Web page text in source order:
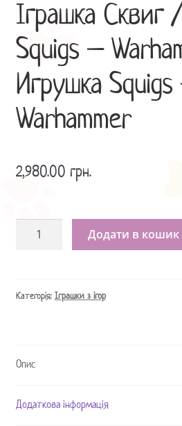
Іграшка Сквиг
Squigs –
Игрушка
Warhammer
2,980.00 грн.
Squigs
Игрушка
-
Додати в кошик
Категорія: Іграшки з ігор
Опис
Додаткова інформація